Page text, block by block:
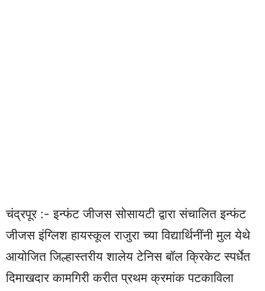
चंद्रपूर :- इन्फंट जीजस सोसायटी द्वारा संचालित इन्फंट
जीजस इंग्लिश हायस्कूल राजुरा च्या विद्यार्थिनींनी मुल येथे
आयोजित जिल्हास्तरीय शालेय टेनिस बॉल क्रिकेट स्पर्धेत
दिमाखदार कामगिरी करीत प्रथम क्रमांक पटकाविला